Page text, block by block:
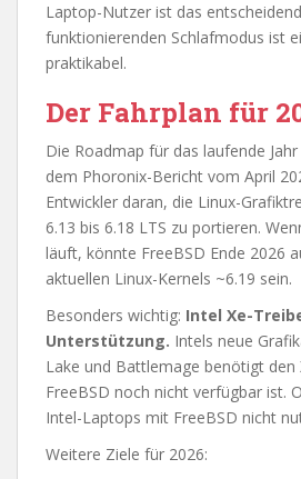
Laptop-Nutzer ist das
funktionierenden Schlafmodus ist
praktikabel.
Der Fahrplan für
Die Roadmap für das laufende
dem Phoronix-Bericht vom April
Entwickler daran, die Linux-
6.13 bis 6.18 LTS zu portieren.
läuft, könnte FreeBSD Ende 2026
aktuellen Linux-Kernels ~6.19 sein.
Besonders wichtig: Intel Xe-
Unterstützung. Intels neue
Lake und Battlemage benötigt den
FreeBSD noch nicht verfügbar ist.
Intel-Laptops mit FreeBSD nicht
Weitere Ziele für 2026: